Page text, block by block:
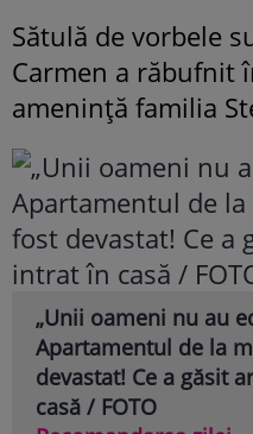
Sătulă de vorbele
Carmen a răbufnit
amenință familia
„Unii oameni nu au
Apartamentul de la
devastat! Ce a găsit
casă / FOTO